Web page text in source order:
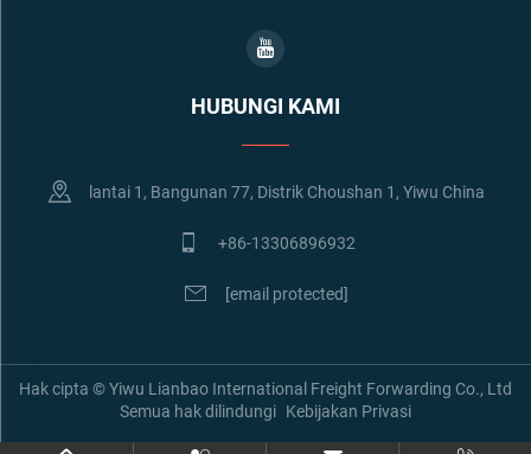
HUBUNGI KAMI
lantai 1, Bangunan 77, Distrik Choushan 1, Yiwu China
+86-13306896932
[email protected]
Hak cipta © Yiwu Lianbao International Freight Forwarding Co., Ltd
Semua hak dilindungi Kebijakan Privasi